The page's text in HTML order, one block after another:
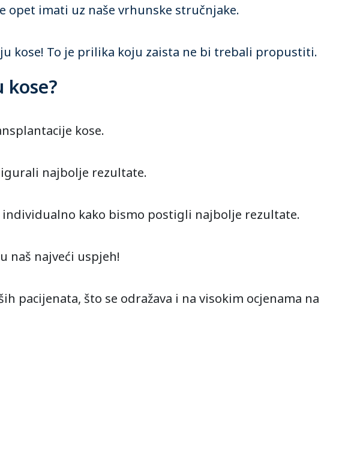
imati uz naše vrhunske stručnjake.
kose! To je prilika koju zaista ne bi trebali propustiti.
kose.
najbolje rezultate.
kako bismo postigli najbolje rezultate.
naš najveći uspjeh!
pacijenata, što se odražava i na visokim ocjenama na